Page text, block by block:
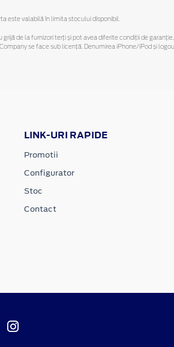
este valabilă în limita stocului disponibil.
de la furnizori terți și pot avea diferite condiții de
se face sub licență. Denumirea iPhone/iPod și
LINK-URI RAPIDE
Promotii
Configurator
Stoc
Contact